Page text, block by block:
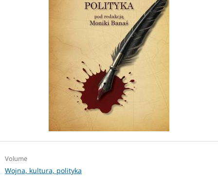
Volume
Wojna, kultura, polityka